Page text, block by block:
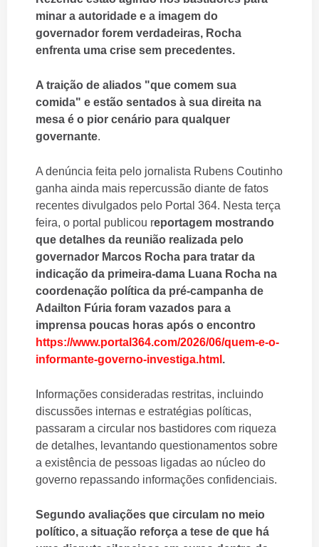
minar a autoridade e a imagem do
governador forem verdadeiras, Rocha
enfrenta uma crise sem precedentes.
A traição de aliados "que comem sua
comida" e estão sentados à sua direita na
mesa é o pior cenário para qualquer
governante.
A denúncia feita pelo jornalista Rubens Coutinho
ganha ainda mais repercussão diante de fatos
recentes divulgados pelo Portal 364. Nesta terça
feira, o portal publicou reportagem mostrando
que detalhes da reunião realizada pelo
governador Marcos Rocha para tratar da
indicação da primeira-dama Luana Rocha na
coordenação política da pré-campanha de
Adailton Fúria foram vazados para a
imprensa poucas horas após o encontro
https://www.portal364.com/2026/06/quem-e-o-
informante-governo-investiga.html .
Informações consideradas restritas, incluindo
discussões internas e estratégias políticas,
passaram a circular nos bastidores com riqueza
de detalhes, levantando questionamentos sobre
a existência de pessoas ligadas ao núcleo do
governo repassando informações confidenciais.
Segundo avaliações que circulam no meio
político, a situação reforça a tese de que há